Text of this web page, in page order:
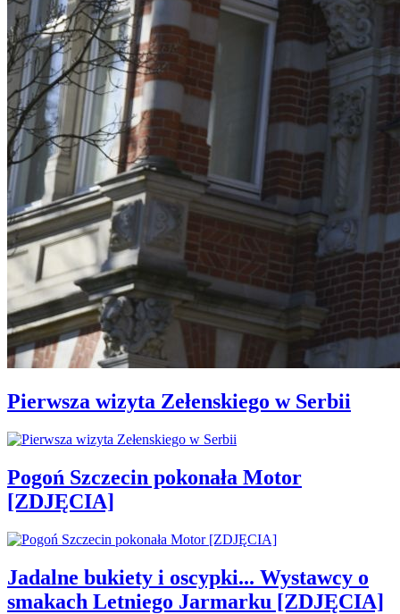
Pierwsza wizyta Zełenskiego w Serbii
Pogoń Szczecin pokonała Motor
[ZDJĘCIA]
Jadalne bukiety i oscypki... Wystawcy o
smakach Letniego Jarmarku [ZDJĘCIA]